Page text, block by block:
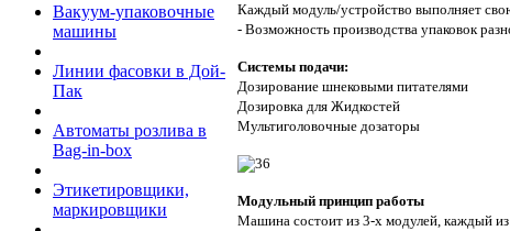
Вакуум-упаковочные
машины
Линии фасовки в Дой-
Пак
Автоматы розлива в
Bag-in-box
Этикетировщики,
маркировщики
Каждый модуль/устройство выполняет
- Возможность производства упаковок
Системы подачи:
Дозирование шнековыми питателями
Дозировка для Жидкостей
Мультиголовочные дозаторы
Модульный принцип работы
Машина состоит из 3-х модулей, каждый